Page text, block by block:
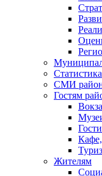
Статистика
СМИ
Гостям
Жителям